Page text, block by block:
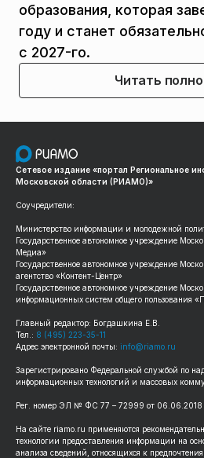
образования, которая
году и станет
с 2027-го.
Читать
Сетевое издание «портал Региональное
Московской области (РИАМО)»
Соучредители:
Министерство информации и молодежной
Государственное автономное учреждение
Медиа»
Государственное автономное учреждение
агентство «Контент-Центр»
Государственное автономное учреждение
информационных систем общего пользования
Главный редактор: Богдашкина Е.В.
Тел.: 8 (495) 223-35-11
Адрес электронной почты: info@riamo.ru
Зарегистрировано Федеральной службой по
информационных технологий и массовых
Рег. номер ЭЛ № ФС 77 – 72999 от 06.06.2018
На сайте riamo.ru применяются
технологии предоставления информации на
анализа сведений, относящихся к